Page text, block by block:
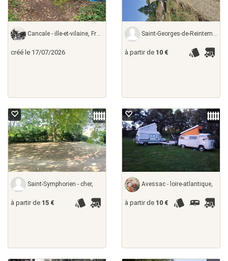
Cancale - ille-et-vilaine, France
créé le 17/07/2026
Saint-Georges-de-Reintembault - ille-et-vilaine,
à partir de 10 €
Saint-Symphorien - cher,
à partir de 15 €
Avessac - loire-atlantique,
à partir de 10 €